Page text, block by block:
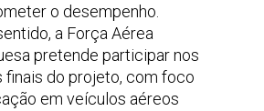
o desempenho.
a Força Aérea
pretende participar nos
finais do projeto, com foco
em veículos aéreos